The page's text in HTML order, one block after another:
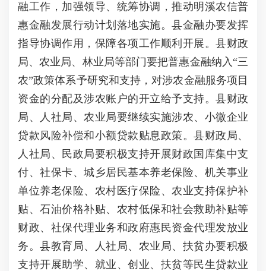
融工作，加强领导、统筹协调，推动明溪农信普
惠金融发展行动计划落地实施。县金融办要发挥
指导协调作用，保障各项工作顺利开展。县财政
局、农业局、林业局等部门要把普惠金融纳入“三
农”政策体系予研究和支持，对涉农金融服务项目
资金的分配及涉农账户的开立给予支持。县财政
局、人社局、农业局要继续实施涉农、小微企业
贷款风险补偿和小额贷款贴息政策。县财政局、
人社局、民政局要积极支持开展财政国库集中支
付、社保卡、城乡居民基本养老保险、机关事业
单位养老保险、农村医疗保险、农业支持保护补
贴、石油价格补贴、农村低保和社会救助补贴等
财政、社保代理业务和政府惠民资金代理发放业
务。县教育局、人社局、农业局、扶贫办要积极
支持开展助学、就业、创业、扶贫等民生贷款业